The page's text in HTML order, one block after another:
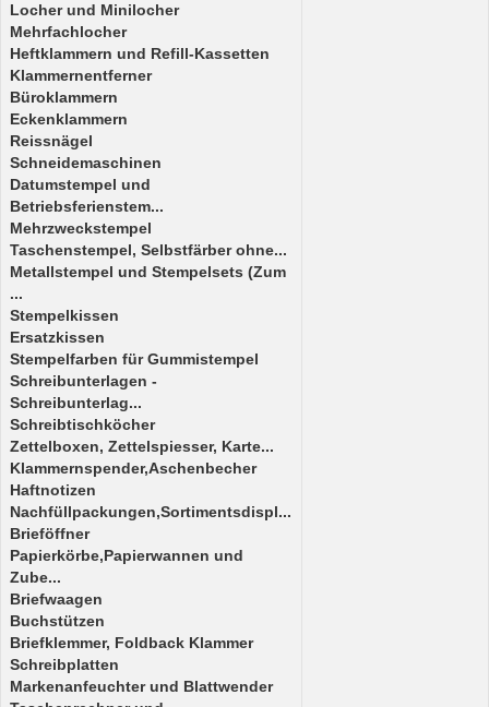
Locher und Minilocher
Mehrfachlocher
Heftklammern und Refill-Kassetten
Klammernentferner
Büroklammern
Eckenklammern
Reissnägel
Schneidemaschinen
Datumstempel und
Betriebsferienstem...
Mehrzweckstempel
Taschenstempel, Selbstfärber ohne...
Metallstempel und Stempelsets (Zum
...
Stempelkissen
Ersatzkissen
Stempelfarben für Gummistempel
Schreibunterlagen -
Schreibunterlag...
Schreibtischköcher
Zettelboxen, Zettelspiesser, Karte...
Klammernspender,Aschenbecher
Haftnotizen
Nachfüllpackungen,Sortimentsdispl...
Brieföffner
Papierkörbe,Papierwannen und
Zube...
Briefwaagen
Buchstützen
Briefklemmer, Foldback Klammer
Schreibplatten
Markenanfeuchter und Blattwender